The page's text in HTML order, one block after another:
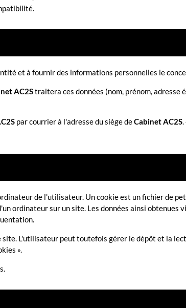
et à fournir des informations personnelles le
AC2Straitera ces données (nom, prénom, adresse
par courrier à l'adresse du siège deCabinet AC2S.
de l'utilisateur. Un cookie est un fichier de
ordinateur sur un site. Les données ainsi obtenues
L'utilisateur peut toutefois gérer le dépôt et la
».